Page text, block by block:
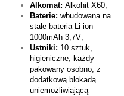
Alkomat: Alkohit X60;
Baterie: wbudowana na
stałe bateria Li-ion
1000mAh 3,7V;
Ustniki: 10 sztuk,
higieniczne, każdy
pakowany osobno, z
dodatkową blokadą
uniemożliwiającą